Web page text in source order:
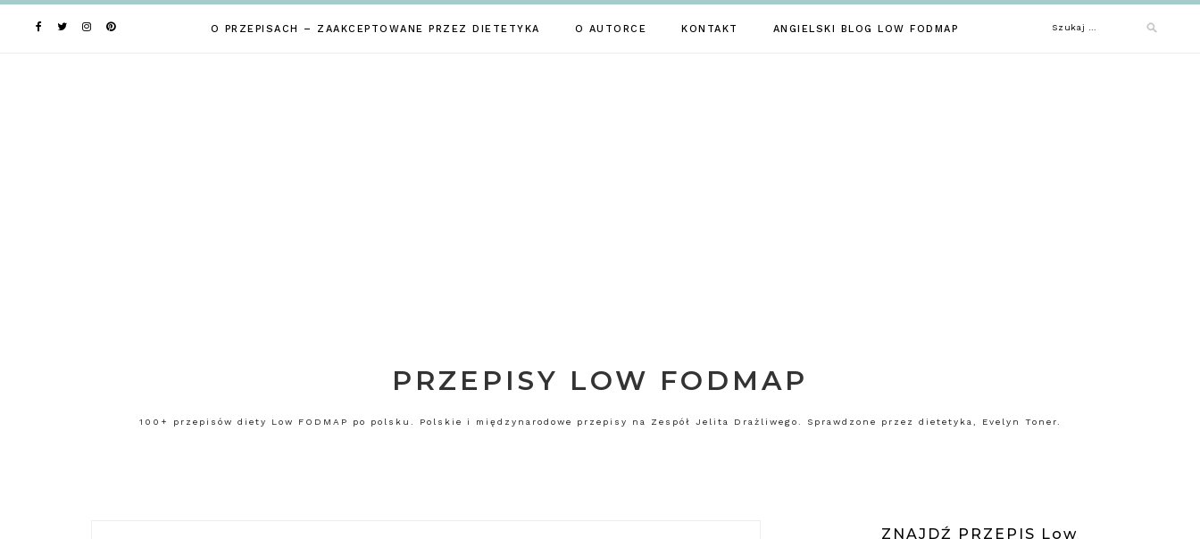
O PRZEPISACH – ZAAKCEPTOWANE PRZEZ DIETETYKA O AUTORCE KONTAKT ANGIELSKI BLOG LOW FODMAP Szukaj:
PRZEPISY LOW FODMAP
100+ przepisów diety Low FODMAP po polsku. Polskie i międzynarodowe przepisy na Zespół Jelita Drażliwego. Sprawdzone przez dietetyka, Evelyn Toner.
ZNAJDŹ PRZEPIS Low